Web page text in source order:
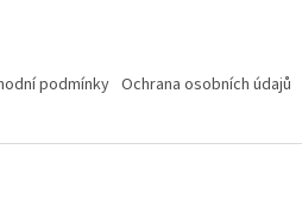
podmínky Ochrana osobních údajů